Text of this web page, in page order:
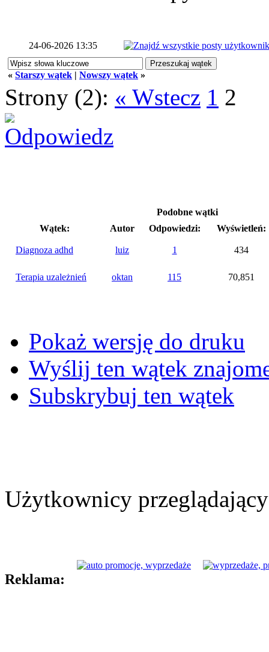
24-06-2026 13:35
« Starszy wątek | Nowszy wątek »
Strony (2): « Wstecz 1 2
Podobne wątki
Wątek:
Autor Odpowiedzi: Wyświetleń:
Diagnoza adhd luiz 1 434
Terapia uzależnień oktan 115 70,851
Pokaż wersję do druku
Wyślij ten wątek
Subskrybuj ten wątek
Użytkownicy
Reklama: